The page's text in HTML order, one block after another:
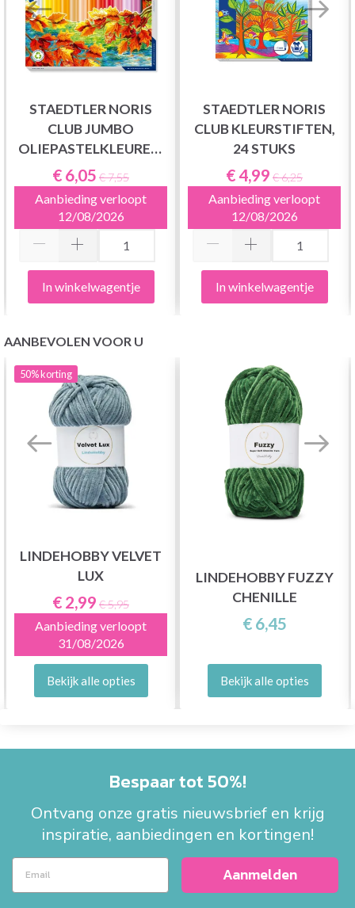
STAEDTLER NORIS
CLUB JUMBO
OLIEPASTELKLEUREN,
24 STUKS
€ 6,05 € 7,55
Aanbieding verloopt
12/08/2026
In winkelwagentje
STAEDTLER NORIS
CLUB KLEURSTIFTEN,
24 STUKS
€ 4,99 € 6,25
Aanbieding verloopt
12/08/2026
In winkelwagentje
AANBEVOLEN VOOR U
50%korting
LINDEHOBBY VELVET
LUX
€ 2,99 € 5,95
Aanbieding verloopt
31/08/2026
Bekijk alle opties
LINDEHOBBY FUZZY
CHENILLE
€ 6,45
Bekijk alle opties
Bespaar tot 50%!
Ontvang onze gratis nieuwsbrief en krijg
inspiratie, aanbiedingen en kortingen!
Aanmelden